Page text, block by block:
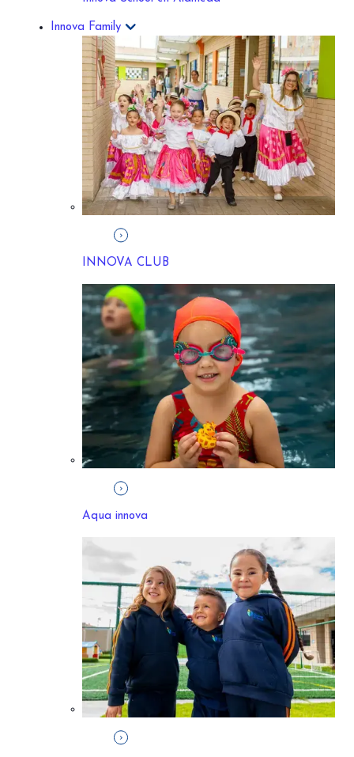
Innova Family
INNOVA CLUB
Aqua innova
(Bachillerato)
Noveno a Once (15 a 17 años)
Nuestros estudiantes hacen énfasis en el conocimiento y en la
generación de experiencias, para empezar a liderar su
proyecto de vida.
CONOCE MÁS
Maker space
Aquí los estudiantes usan design thinking y herramientas
como LEGO, Kit de Arduino e impresoras 3D en el desarrollo
de sus proyectos.
Colegios de Innova schools